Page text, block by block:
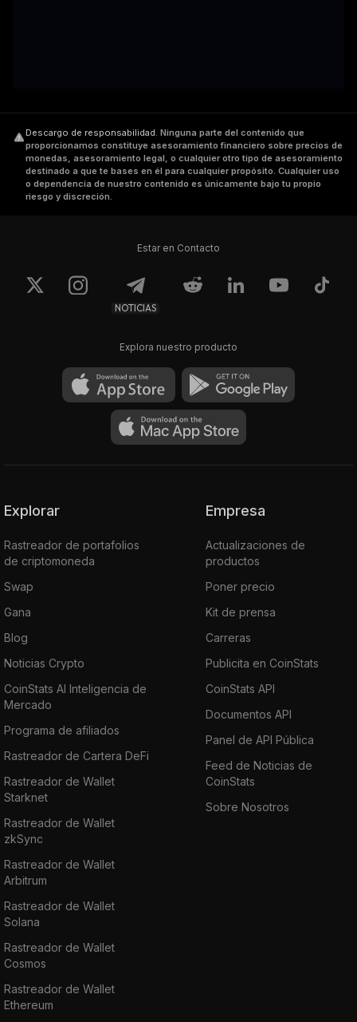
Descargo de responsabilidad. Ninguna parte del contenido que
proporcionamos constituye asesoramiento financiero sobre precios de
monedas, asesoramiento legal, o cualquier otro tipo de asesoramiento
destinado a que te bases en él para cualquier propósito. Cualquier uso
o dependencia de nuestro contenido es únicamente bajo tu propio
riesgo y discreción.
Estar en Contacto
NOTICIAS
Explora nuestro producto
Explorar
Rastreador de portafolios
de criptomoneda
Swap
Gana
Blog
Noticias Crypto
CoinStats AI Inteligencia de
Mercado
Programa de afiliados
Rastreador de Cartera DeFi
Rastreador de Wallet
Starknet
Rastreador de Wallet
zkSync
Rastreador de Wallet
Arbitrum
Rastreador de Wallet
Solana
Rastreador de Wallet
Cosmos
Rastreador de Wallet
Ethereum
Empresa
Actualizaciones de
productos
Poner precio
Kit de prensa
Carreras
Publicita en CoinStats
CoinStats API
Documentos API
Panel de API Pública
Feed de Noticias de
CoinStats
Sobre Nosotros